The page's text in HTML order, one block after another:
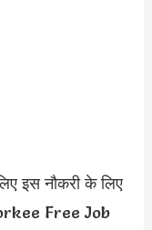
इस नौकरी के लिए
Free Job